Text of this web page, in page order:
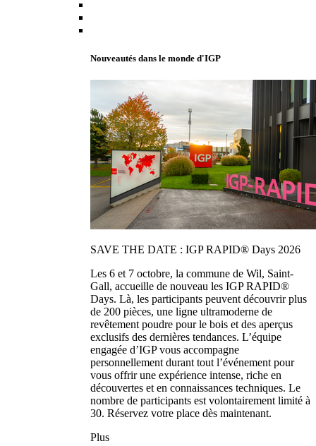
Nouveautés dans le monde d'IGP
SAVE THE DATE : IGP RAPID® Days 2026
Les 6 et 7 octobre, la commune de Wil, Saint-
Gall, accueille de nouveau les IGP RAPID®
Days. Là, les participants peuvent découvrir plus
de 200 pièces, une ligne ultramoderne de
revêtement poudre pour le bois et des aperçus
exclusifs des dernières tendances. L’équipe
engagée d’IGP vous accompagne
personnellement durant tout l’événement pour
vous offrir une expérience intense, riche en
découvertes et en connaissances techniques. Le
nombre de participants est volontairement limité à
30. Réservez votre place dès maintenant.
Plus